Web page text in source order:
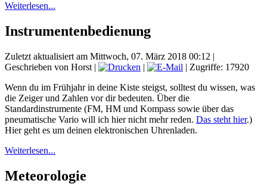
Weiterlesen...
Instrumentenbedienung
Zuletzt aktualisiert am Mittwoch, 07. März 2018 00:12 |
Geschrieben von Horst | |
| Zugriffe: 17920
Wenn du im Frühjahr in deine Kiste steigst, solltest du wissen, was
die Zeiger und Zahlen vor dir bedeuten. Über die
Standardinstrumente (FM, HM und Kompass sowie über das
pneumatische Vario will ich hier nicht mehr reden. Das steht hier.)
Hier geht es um deinen elektronischen Uhrenladen.
Weiterlesen...
Meteorologie